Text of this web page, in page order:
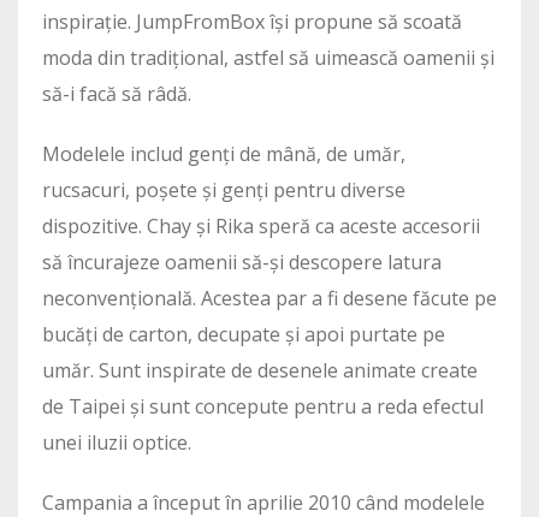
inspirație. JumpFromBox își propune să scoată
moda din tradițional, astfel să uimească oamenii și
să-i facă să râdă.
Modelele includ genți de mână, de umăr,
rucsacuri, poșete și genți pentru diverse
dispozitive. Chay și Rika speră ca aceste accesorii
să încurajeze oamenii să-și descopere latura
neconvențională. Acestea par a fi desene făcute pe
bucăți de carton, decupate și apoi purtate pe
umăr. Sunt inspirate de desenele animate create
de Taipei și sunt concepute pentru a reda efectul
unei iluzii optice.
Campania a început în aprilie 2010 când modelele